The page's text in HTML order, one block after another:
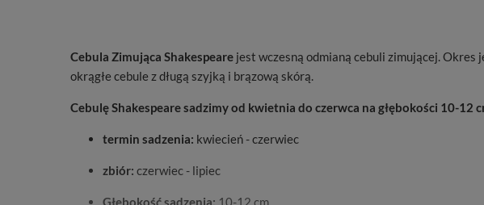
Cebula Zimująca Shakespeare jest wczesną odmianą cebuli zimującej. Okres
okrągłe cebule z długą szyjką i brązową skórą.
Cebulę Shakespeare sadzimy od kwietnia do czerwca na głębokości 10-12
termin sadzenia: kwiecień - czerwiec
zbiór: czerwiec - lipiec
Głębokość sadzenia: 10-12 cm